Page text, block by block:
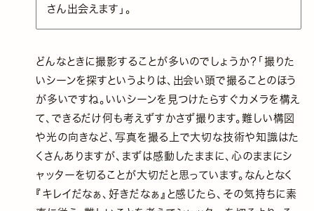
さん出会えます」。
どんなときに撮影することが多いのでしょうか？「撮りた
いシーンを探すというよりは、出会い頭で撮ることのほう
が多いですね。いいシーンを見つけたらすぐカメラを構え
て、できるだけ何も考えずすかさず撮ります。難しい構図
や光の向きなど、写真を撮る上で大切な技術や知識はた
くさんありますが、まずは感動したままに、心のままにシ
ャッターを切ることが大切だと思っています。なんとなく
『キレイだなぁ、好きだなぁ』と感じたら、その気持ちに素